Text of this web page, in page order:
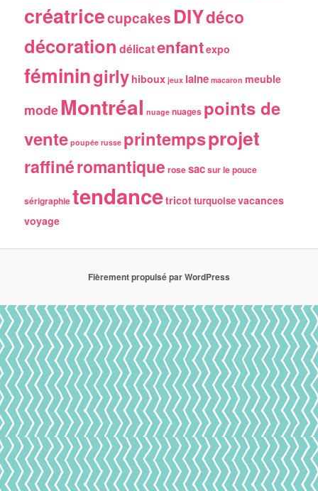
créatricecupcakes DIYdéco
décoration délicatenfantexpo
féminingirly hiboux jeux laine macaron meuble
modeMontréal nuage nuages points de
vente poupée russe printempsprojet
raffinéromantique rosesacsur le pouce
sérigraphietendancetricotturquoisevacances
voyage
Fièrement propulsé par WordPress